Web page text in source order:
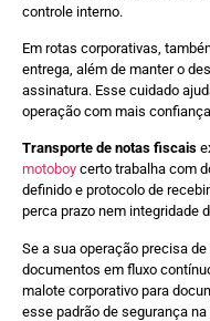
controle interno.
Em rotas corporativas,
entrega, além de manter o
assinatura. Esse cuidado
operação com mais
Transporte de notas fiscais
motoboy certo trabalha com
definido e protocolo de
perca prazo nem integridade
Se a sua operação precisa
documentos em fluxo
malote corporativo para
esse padrão de segurança na